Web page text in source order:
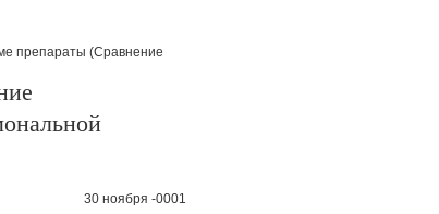
препараты (Сравнение
30 ноября -0001